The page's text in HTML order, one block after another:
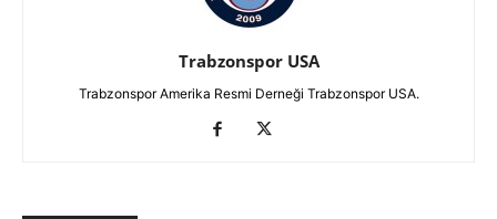
Trabzonspor USA
Trabzonspor Amerika Resmi Derneği Trabzonspor USA.